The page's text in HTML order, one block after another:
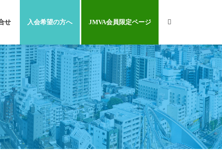
せ 入会希望の方へ JMVA会員限定ページ